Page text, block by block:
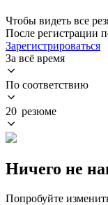
Чтобы видеть все
После регистрации
Зарегистрироваться
За всё время
По соответствию
20 резюме
Ничего не
Попробуйте